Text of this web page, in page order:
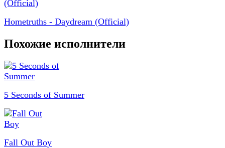
Hometruths - Daydream (Official)
Похожие исполнители
5 Seconds of Summer
Fall Out Boy